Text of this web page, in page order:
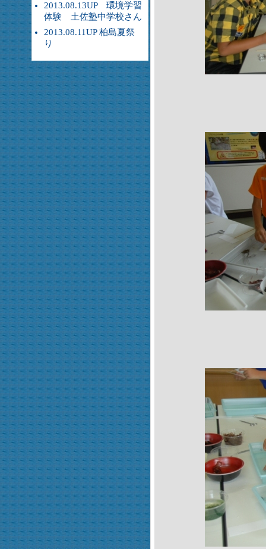
2013.08.13UP 環境学習
体験 土佐塾中学校さん
2013.08.11UP 柏島夏祭
り